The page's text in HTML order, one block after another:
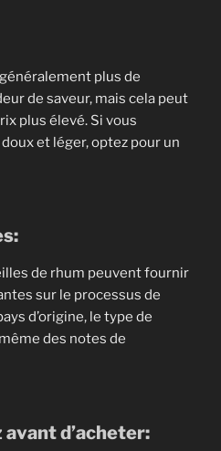
plus de
de saveur, mais cela peut
plus élevé. Si vous
et léger, optez pour un
de rhum peuvent fournir
sur le processus de
d’origine, le type de
des notes de
d’acheter: